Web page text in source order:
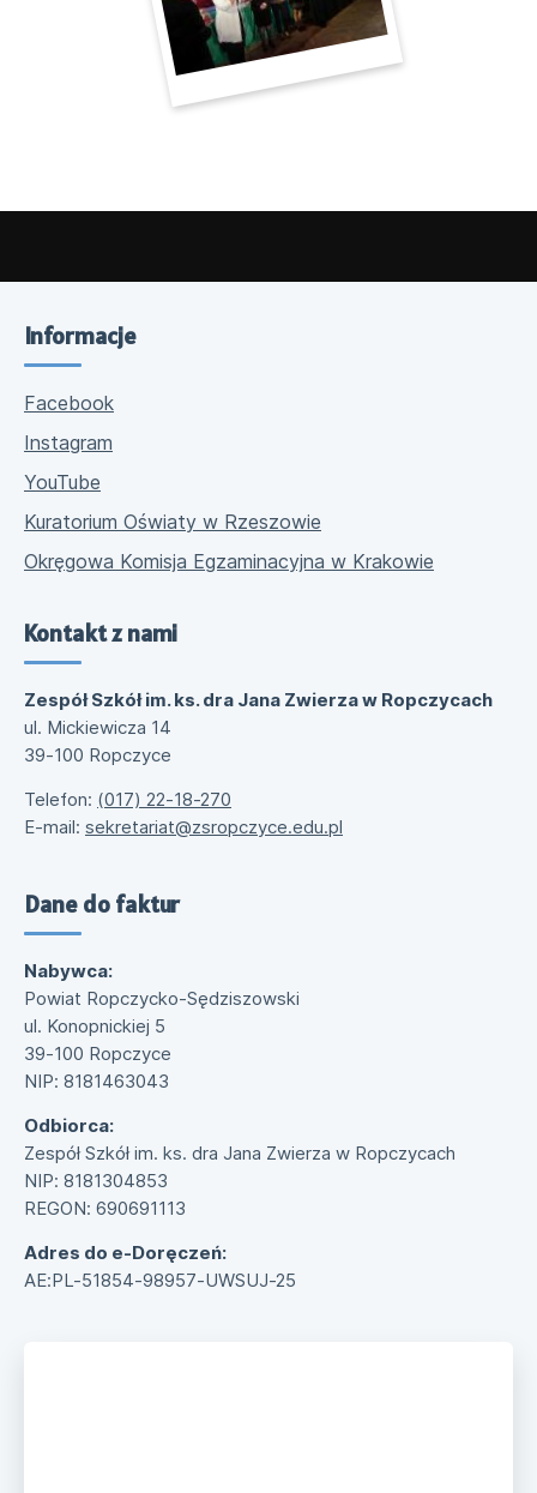
Informacje
Facebook
Instagram
YouTube
Kuratorium Oświaty w Rzeszowie
Okręgowa Komisja Egzaminacyjna w Krakowie
Kontakt z nami
Zespół Szkół im. ks. dra Jana Zwierza w Ropczycach
ul. Mickiewicza 14
39-100 Ropczyce
Telefon: (017) 22-18-270
E-mail: sekretariat@zsropczyce.edu.pl
Dane do faktur
Nabywca:
Powiat Ropczycko-Sędziszowski
ul. Konopnickiej 5
39-100 Ropczyce
NIP: 8181463043
Odbiorca:
Zespół Szkół im. ks. dra Jana Zwierza w Ropczycach
NIP: 8181304853
REGON: 690691113
Adres do e-Doręczeń:
AE:PL-51854-98957-UWSUJ-25